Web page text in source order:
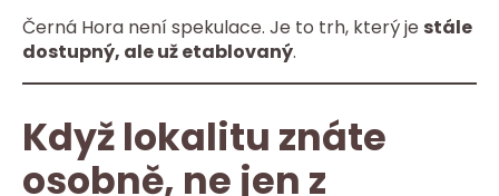
Černá Hora není spekulace. Je to trh, který je stále
dostupný, ale už etablovaný.
Když lokalitu znáte
osobně, ne jen z